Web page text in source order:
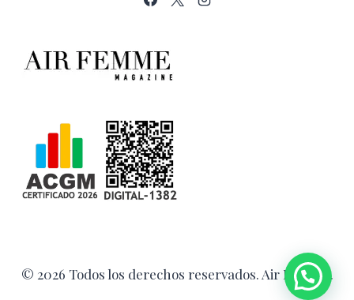
© 2026 Todos los derechos reservados. Air Femme.